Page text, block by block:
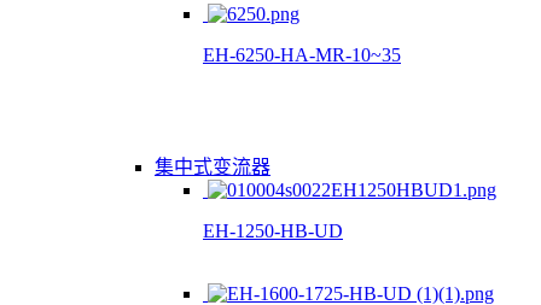
EH-6250-HA-MR-10~35
集中式变流器
EH-1250-HB-UD